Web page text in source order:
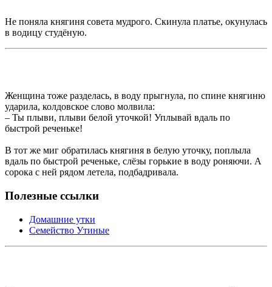
Не поняла княгиня совета мудрого. Скинула платье, окунулась
в водицу студёную.
Женщина тоже разделась, в воду прыгнула, по спине княгиню
ударила, колдовское слово молвила:
– Ты плыви, плыви белой уточкой! Уплывай вдаль по
быстрой реченьке!
В тот же миг обратилась княгиня в белую уточку, поплыла
вдаль по быстрой реченьке, слёзы горькие в воду роняючи. А
сорока с ней рядом летела, подбадривала.
Полезные ссылки
Домашние утки
Семейство Утиные